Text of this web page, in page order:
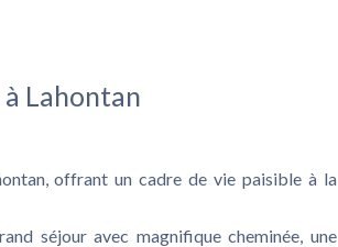
Lahontan
offrant un cadre de vie paisible à la
séjour avec magnifique cheminée, une